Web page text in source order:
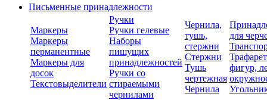
Письменные принадлежности
Маркеры
Маркеры
перманентные
Маркеры для
досок
Текстовыделители
Ручки
Ручки гелевые
Наборы
пишущих
принадлежностей
Ручки со
стираемыми
чернилами
Чернила,
тушь,
стержни
Стержни
Тушь
чертежная
Чернила
для
фигур,